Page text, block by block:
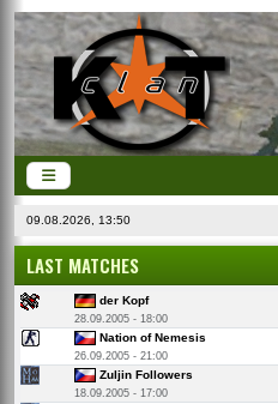
09.08.2026, 13:50
LAST MATCHES
der Kopf
28.09.2005 - 18:00
Nation of Nemesis
26.09.2005 - 21:00
Zuljin Followers
18.09.2005 - 17:00